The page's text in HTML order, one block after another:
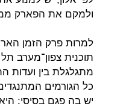
ולמקם את הפארק ממזרח
למרות פרק הזמן
תוכנית צפון־מערב
מתגלגלת בין ועדות
כל הגורמים
יש בה פגם בסיסי: